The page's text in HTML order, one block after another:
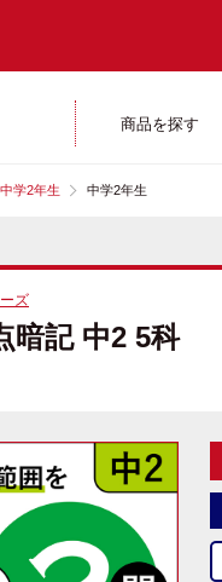
商品を探す
中学2年生 中学2年生
ズ
暗記 中2 5科